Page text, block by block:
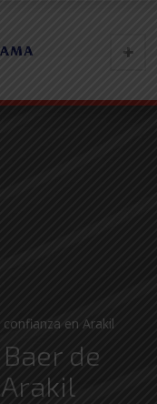
en Arakil
de